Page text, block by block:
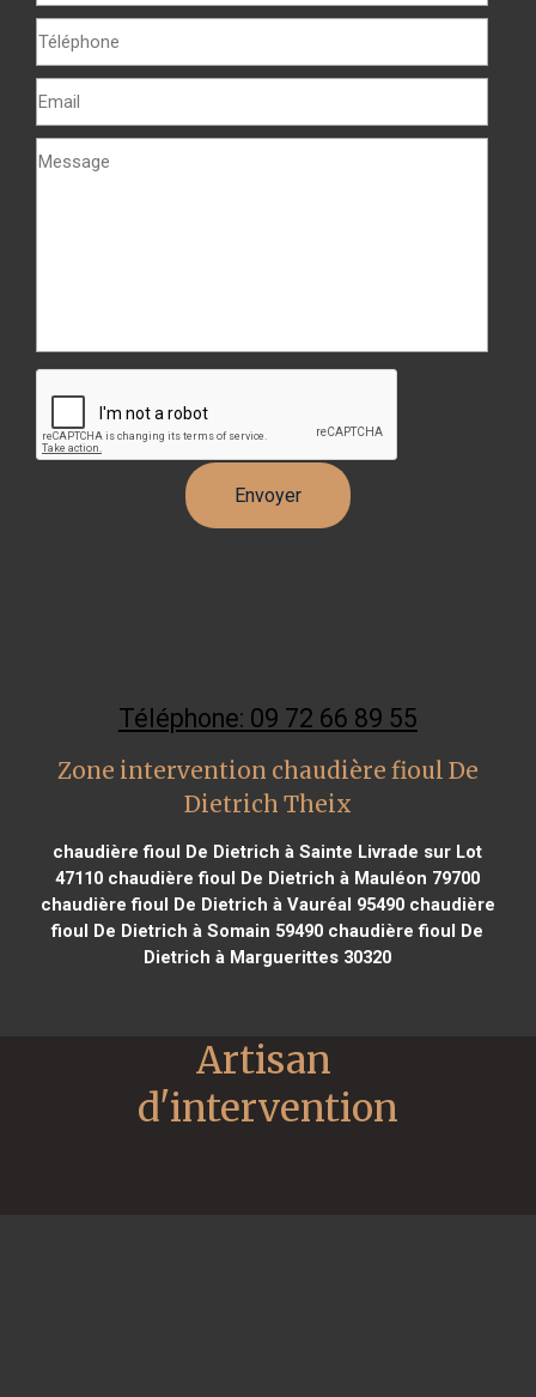
Téléphone: 09 72 66 89 55
Zone intervention chaudière fioul De
Dietrich Theix
chaudière fioul De Dietrich à Sainte Livrade sur Lot
47110 chaudière fioul De Dietrich à Mauléon 79700
chaudière fioul De Dietrich à Vauréal 95490chaudière
fioul De Dietrich à Somain 59490 chaudière fioul De
Dietrich à Marguerittes 30320
Artisan
d'intervention